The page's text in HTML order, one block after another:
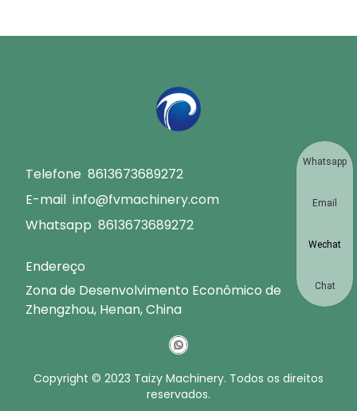
Telefone 8613673689272
E-mail info@fvmachinery.com
Whatsapp 8613673689272
Endereço
Zona de Desenvolvimento Econômico de
Zhengzhou, Henan, China
Copyright © 2023 Taizy Machinery. Todos os direitos
reservados.
Whatsapp
Email
Wechat
Chat